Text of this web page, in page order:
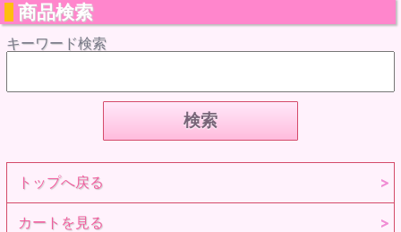
商品検索
キーワード検索
トップへ戻る
カートを見る